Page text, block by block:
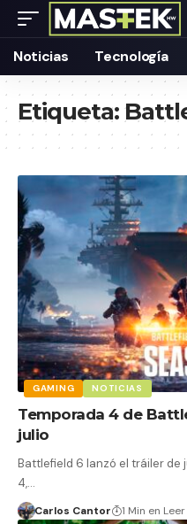
Noticias Tecnología
Etiqueta:
GAMING NOTICIAS
Temporada 4 de
julio
Battlefield 6 lanzó el tráiler de
4,…
Carlos Cantor 1 Min en Leer